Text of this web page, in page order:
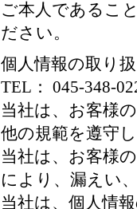
ご本人であるこ
ださい。
個人情報の取り
TEL： 045-348-
当社は、お客様
他の規範を遵守
当社は、お客様
により、漏えい
当社は、個人情